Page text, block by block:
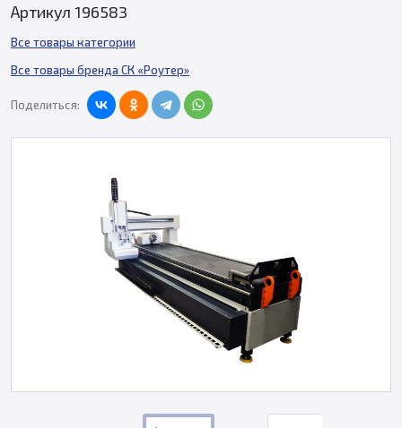
Артикул 196583
Все товары категории
Все товары бренда СК «Роутер»
Поделиться: